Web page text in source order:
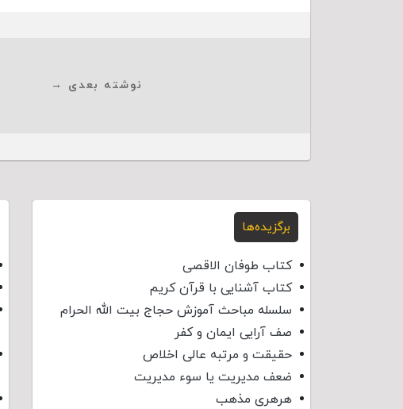
نوشته بعدی →
برگزیده‌ها
کتاب طوفان الاقصی
کتاب آشنایی با قرآن کریم
سلسله مباحث آموزش حجاج بیت الله الحرام
صف آرایی ایمان و کفر
حقیقت و مرتبه عالی اخلاص
ضعف مدیریت یا سوء مدیریت
هرهری مذهب